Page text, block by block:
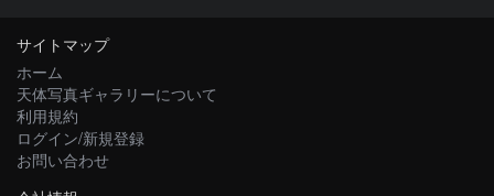
サイトマップ
ホーム
天体写真ギャラリーについて
利用規約
ログイン/新規登録
お問い合わせ